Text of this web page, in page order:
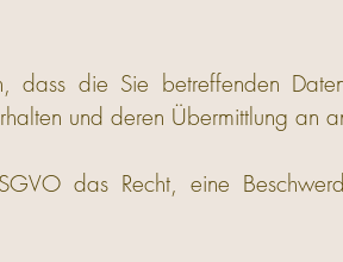
dass die Sie betreffenden
und deren Übermittlung an
das Recht, eine